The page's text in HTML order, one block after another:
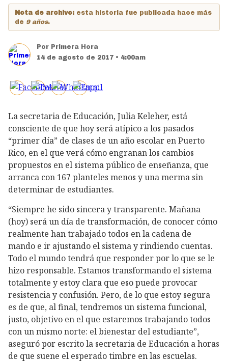
Nota de archivo: esta historia fue publicada hace más
de 9 años.
Por Primera Hora
14 de agosto de 2017 • 4:00am
La secretaria de Educación, Julia Keleher, está
consciente de que hoy será atípico a los pasados
“primer día” de clases de un año escolar en Puerto
Rico, en el que verá cómo engranan los cambios
propuestos en el sistema público de enseñanza, que
arranca con 167 planteles menos y una merma sin
determinar de estudiantes.
“Siempre he sido sincera y transparente. Mañana
(hoy) será un día de transformación, de conocer cómo
realmente han trabajado todos en la cadena de
mando e ir ajustando el sistema y rindiendo cuentas.
Todo el mundo tendrá que responder por lo que se le
hizo responsable. Estamos transformando el sistema
totalmente y estoy clara que eso puede provocar
resistencia y confusión. Pero, de lo que estoy segura
es de que, al final, tendremos un sistema funcional,
justo, objetivo en el que estaremos trabajando todos
con un mismo norte: el bienestar del estudiante”,
aseguró por escrito la secretaria de Educación a horas
de que suene el esperado timbre en las escuelas.